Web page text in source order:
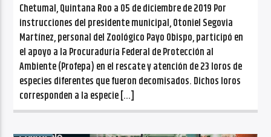
Chetumal, Quintana Roo a 05 de diciembre de 2019 Por
instrucciones del presidente municipal, Otoniel Segovia
Martínez, personal del Zoológico Payo Obispo, participó en
el apoyo a la Procuraduría Federal de Protección al
Ambiente (Profepa) en el rescate y atención de 23 loros de
especies diferentes que fueron decomisados. Dichos loros
corresponden a la especie […]